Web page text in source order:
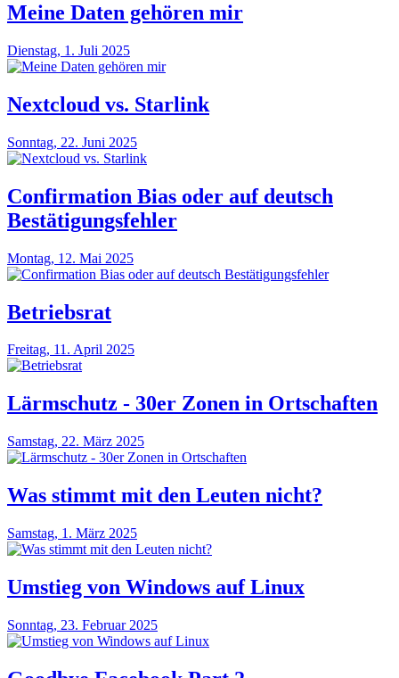
Meine Daten gehören mir
Dienstag, 1. Juli 2025
Nextcloud vs. Starlink
Sonntag, 22. Juni 2025
Confirmation Bias oder auf deutsch
Bestätigungsfehler
Montag, 12. Mai 2025
Betriebsrat
Freitag, 11. April 2025
Lärmschutz - 30er Zonen in Ortschaften
Samstag, 22. März 2025
Was stimmt mit den Leuten nicht?
Samstag, 1. März 2025
Umstieg von Windows auf Linux
Sonntag, 23. Februar 2025